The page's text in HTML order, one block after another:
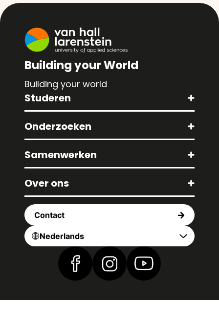
Building your World
Building your world
Studeren
Onderzoeken
Samenwerken
Over ons
Contact
Nederlands
Vind ons op Facebook
Vind ons op Instagram
Vind ons op